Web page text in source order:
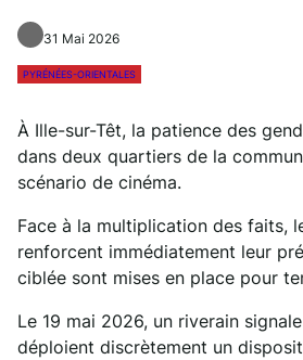
31 Mai 2026
PYRÉNÉES-ORIENTALES
À Ille-sur-Têt, la patience des
dans deux quartiers de la
scénario de cinéma.
Face à la multiplication des faits,
renforcent immédiatement leur
ciblée sont mises en place pour
Le 19 mai 2026, un riverain
déploient discrètement un